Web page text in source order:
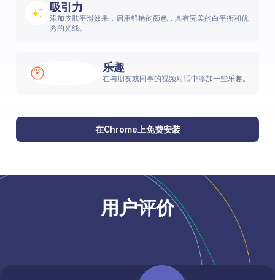
吸引力
添加皮肤平滑效果，启用鲜艳的颜色，具有完美的白平衡和优
秀的光线。
乐趣
在与朋友或同事的视频对话中添加一些乐趣。
在Chrome上免费安装
用户评价